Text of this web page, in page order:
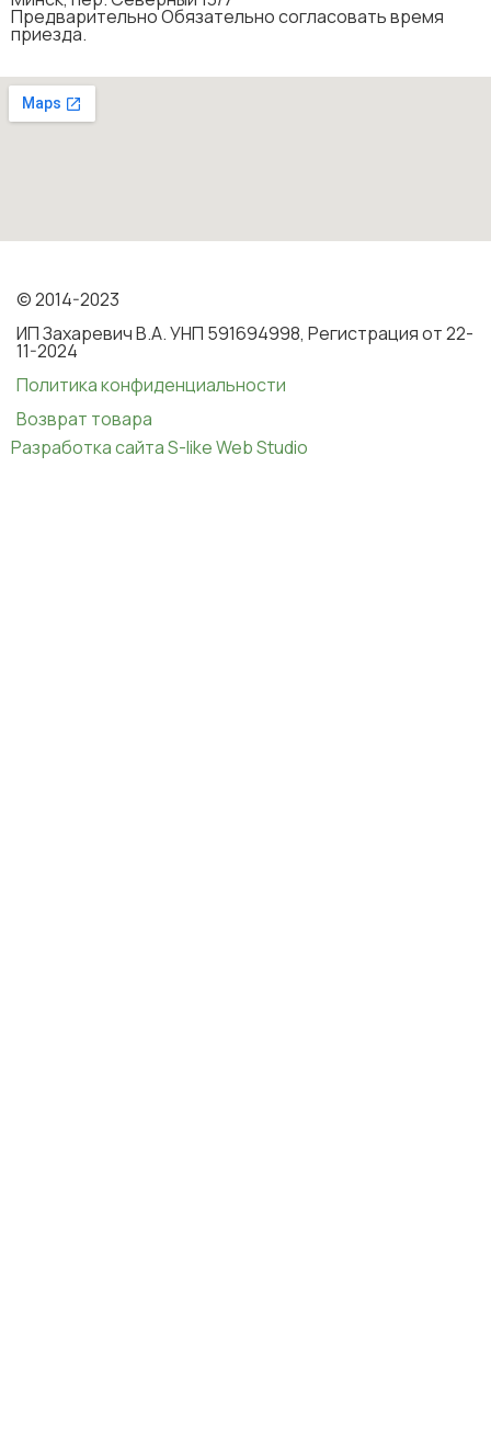
Предварительно Обязательно согласовать время
приезда.
© 2014-2023
ИП Захаревич В.А. УНП 591694998, Регистрация от 22-
11-2024
Политика конфиденциальности
Возврат товара
Разработка сайта S-like Web Studio